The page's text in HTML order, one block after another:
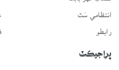
انتظامي سَٿ
رابطو
پراجيڪٽ